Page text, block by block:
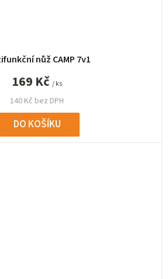
nůž CAMP 7v1
140 Kč bez DPH
169 Kč / ks
DO KOŠÍKU